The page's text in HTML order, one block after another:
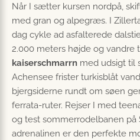
Når I sætter kursen nordpå,
med gran og alpegræs. I
dag cykle ad asfalterede
2.000 meters højde og vandre
kaiserschmarrn med udsigt til
Achensee frister turkisblåt
bjergsiderne rundt om søen
ferrata-ruter. Rejser I med
og test sommerrodelbanen på
adrenalinen er den perfekte